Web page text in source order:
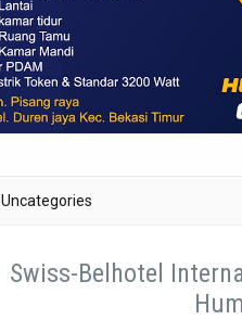
Uncategories
Swiss-Belhotel